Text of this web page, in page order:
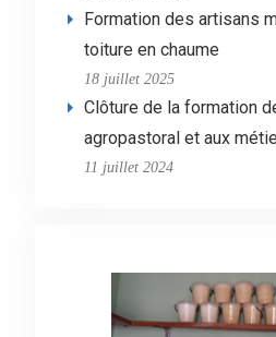
Formation des artisans
toiture en chaume
18 juillet 2025
Clôture de la formation
agropastoral et aux
11 juillet 2024